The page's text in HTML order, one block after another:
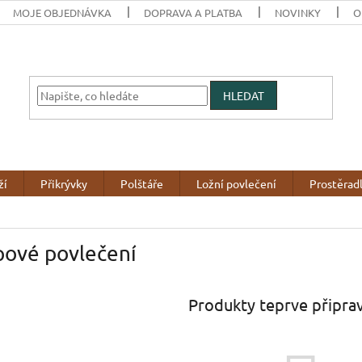
MOJE OBJEDNÁVKA DOPRAVA A PLATBA NOVINKY O
HLEDAT
Přikrývky Polštáře Ložní povlečení
povlečení
Produkty teprve